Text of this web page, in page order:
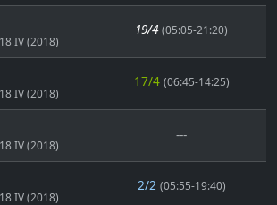
IV (2018)
19/4 (05:05-21:20)
IV (2018)
17/4 (06:45-14:25)
IV (2018)
---
IV (2018)
2/2 (05:55-19:40)